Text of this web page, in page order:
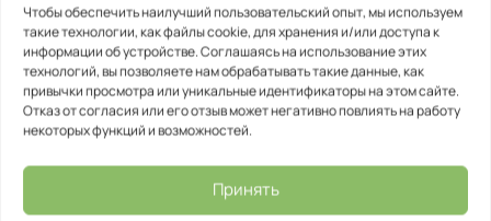
Чтобы обеспечить наилучший пользовательский опыт, мы используем
такие технологии, как файлы cookie, для хранения и/или доступа к
информации об устройстве. Соглашаясь на использование этих
технологий, вы позволяете нам обрабатывать такие данные, как
привычки просмотра или уникальные идентификаторы на этом сайте.
Отказ от согласия или его отзыв может негативно повлиять на работу
некоторых функций и возможностей.
Принять
Информация:Все велосипеды поставляются в коробке
в частично собранном виде.
Перед использованием потребуется небольшая
дополнительная сборка, например установка педалей
или руля.
Для правильной и безопасной сборки рекомендуем
обратиться в веломастерскую.